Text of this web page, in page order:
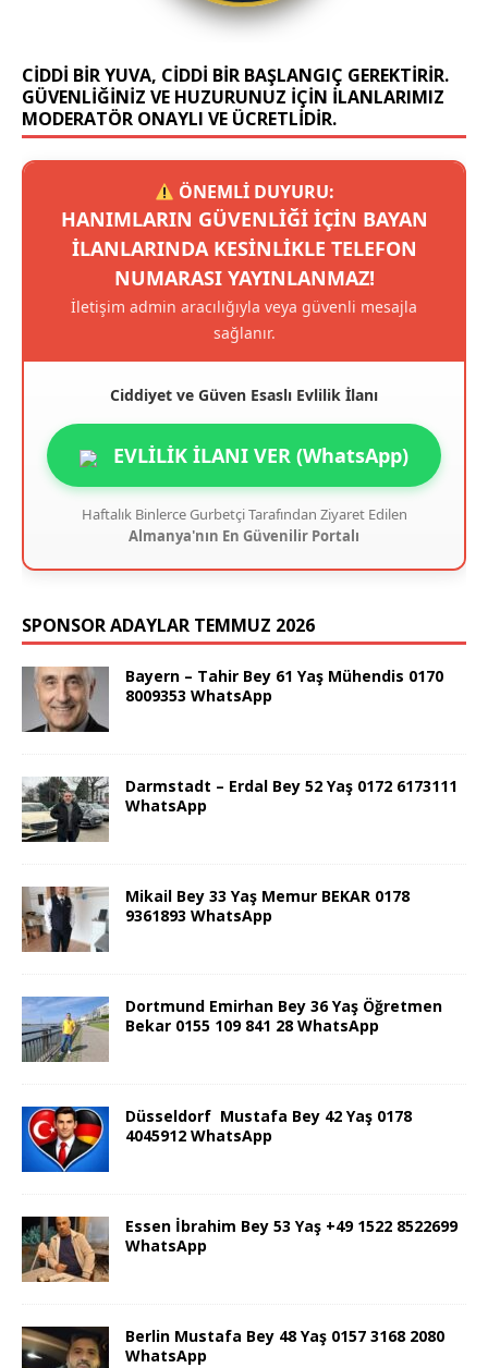
CIDDI BIR YUVA, CIDDI BIR BAŞLANGIÇ GEREKTIRIR.
GÜVENLIĞINIZ VE HUZURUNUZ IÇIN ILANLARIMIZ
MODERATÖR ONAYLI VE ÜCRETLIDIR.
ÖNEMLİ DUYURU:
HANIMLARIN GÜVENLIĞI IÇIN BAYAN
ILANLARINDA KESINLIKLE TELEFON
NUMARASI YAYINLANMAZ!
İletişim admin aracılığıyla veya güvenli mesajla
sağlanır.
Ciddiyet ve Güven Esaslı Evlilik İlanı
EVLİLİK İLANI VER (WhatsApp)
Haftalık Binlerce Gurbetçi Tarafından Ziyaret Edilen
Almanya'nın En Güvenilir Portalı
SPONSOR ADAYLAR TEMMUZ 2026
Bayern – Tahir Bey 61 Yaş Mühendis 0170
8009353 WhatsApp
Darmstadt – Erdal Bey 52 Yaş 0172 6173111
WhatsApp
Mikail Bey 33 Yaş Memur BEKAR 0178
9361893 WhatsApp
Dortmund Emirhan Bey 36 Yaş Öğretmen
Bekar 0155 109 841 28 WhatsApp
Düsseldorf Mustafa Bey 42 Yaş 0178
4045912 WhatsApp
Essen İbrahim Bey 53 Yaş +49 1522 8522699
WhatsApp
Berlin Mustafa Bey 48 Yaş 0157 3168 2080
WhatsApp